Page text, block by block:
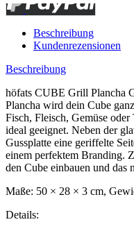
Beschreibung
Kundenrezensionen
Beschreibung
höfats CUBE Grill Plancha
Plancha wird dein Cube
Fisch, Fleisch, Gemüse
ideal geeignet. Neben der
Gussplatte eine geriffelte
einem perfektem Branding.
den Cube einbauen und das
Maße: 50 × 28 × 3 cm,
Details: